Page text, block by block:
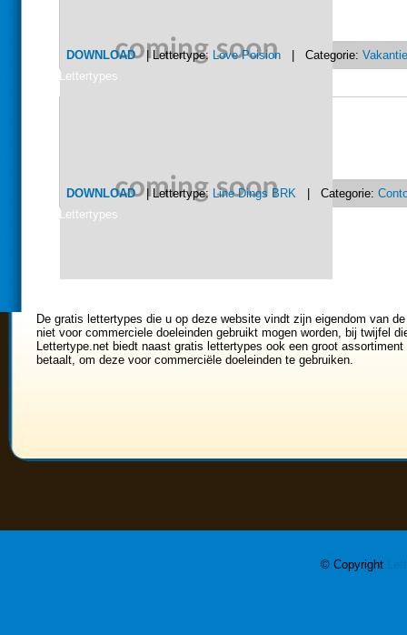
DOWNLOAD| Lettertype: Love Poision | Categorie: Vakantie
Lettertypes
DOWNLOAD| Lettertype: Line Dings BRK | Categorie:
Lettertypes
De gratis lettertypes die u op deze website vindt zijn eigendom van
niet voor commerciele doeleinden gebruikt mogen worden, bij twijfel
Lettertype.net biedt naast gratis lettertypes ook een groot
betaalt, om deze voor commerciële doeleinden te gebruiken.
© Copyright